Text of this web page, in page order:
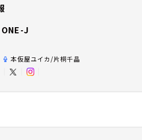
ONE-J
本仮屋ユイカ/片桐千晶